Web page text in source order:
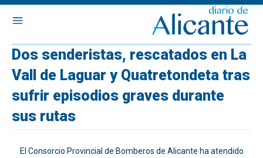
Dos senderistas, rescatados en La
Vall de Laguar y Quatretondeta tras
sufrir episodios graves durante
sus rutas
El Consorcio Provincial de Bomberos de Alicante ha atendido